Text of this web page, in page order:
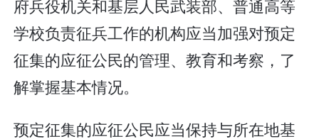
府兵役机关和基层人民武装部、普通高等
学校负责征兵工作的机构应当加强对预定
征集的应征公民的管理、教育和考察，了
解掌握基本情况。
预定征集的应征公民应当保持与所在地基